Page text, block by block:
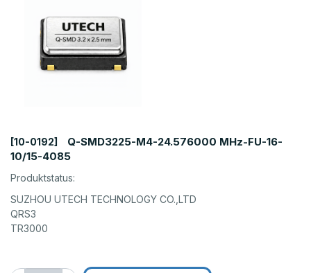
[10-0192]
Q-SMD3225-M4-24.576000 MHz-FU-16-
10/15-4085
Produktstatus:
SUZHOU UTECH TECHNOLOGY CO.,LTD
QRS3
TR3000